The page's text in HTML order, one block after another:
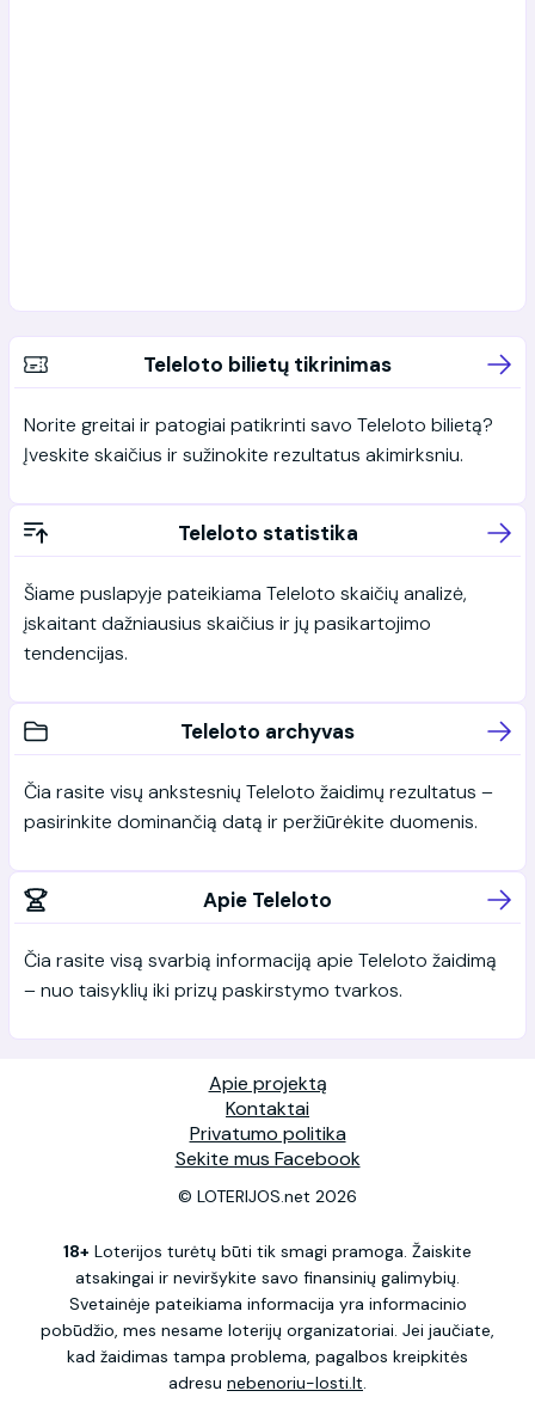
Teleloto bilietų tikrinimas
Norite greitai ir patogiai patikrinti savo Teleloto bilietą?
Įveskite skaičius ir sužinokite rezultatus akimirksniu.
Teleloto statistika
Šiame puslapyje pateikiama Teleloto skaičių analizė,
įskaitant dažniausius skaičius ir jų pasikartojimo
tendencijas.
Teleloto archyvas
Čia rasite visų ankstesnių Teleloto žaidimų rezultatus –
pasirinkite dominančią datą ir peržiūrėkite duomenis.
Apie Teleloto
Čia rasite visą svarbią informaciją apie Teleloto žaidimą
– nuo taisyklių iki prizų paskirstymo tvarkos.
Apie projektą
Kontaktai
Privatumo politika
Sekite mus Facebook
© LOTERIJOS.net 2026
18+ Loterijos turėtų būti tik smagi pramoga. Žaiskite
atsakingai ir neviršykite savo finansinių galimybių.
Svetainėje pateikiama informacija yra informacinio
pobūdžio, mes nesame loterijų organizatoriai. Jei jaučiate,
kad žaidimas tampa problema, pagalbos kreipkitės
adresu nebenoriu-losti.lt.